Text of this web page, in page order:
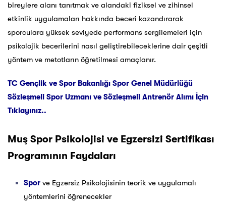
bireylere alanı tanıtmak ve alandaki fiziksel ve zihinsel
etkinlik uygulamaları hakkında beceri kazandırarak
sporculara yüksek seviyede performans sergilemeleri için
psikolojik becerilerini nasıl geliştirebileceklerine dair çeşitli
yöntem ve metotların öğretilmesi amaçlanır.
TC Gençlik ve Spor Bakanlığı Spor Genel Müdürlüğü
Sözleşmeli Spor Uzmanı ve Sözleşmeli Antrenör Alımı İçin
Tıklayınız..
Muş Spor Psikolojisi ve Egzersizi Sertifikası
Programının Faydaları
Spor ve Egzersiz Psikolojisinin teorik ve uygulamalı
yöntemlerini öğrenecekler